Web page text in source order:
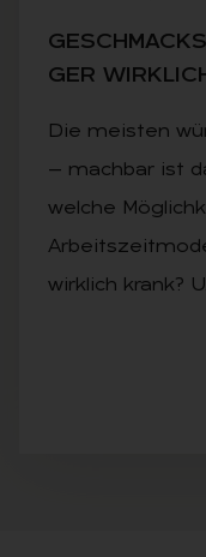
GER
Die meisten
— machbar ist
welche
wirklich krank?